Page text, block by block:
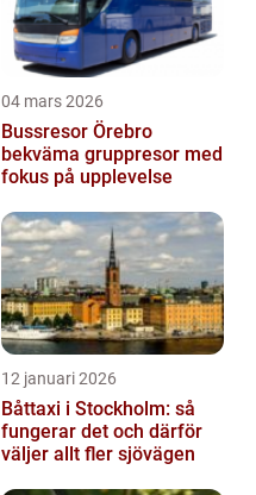
04 mars 2026
Bussresor Örebro
bekväma gruppresor med
fokus på upplevelse
12 januari 2026
Båttaxi i Stockholm: så
fungerar det och därför
väljer allt fler sjövägen